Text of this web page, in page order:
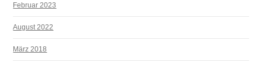
Februar 2023
August 2022
März 2018